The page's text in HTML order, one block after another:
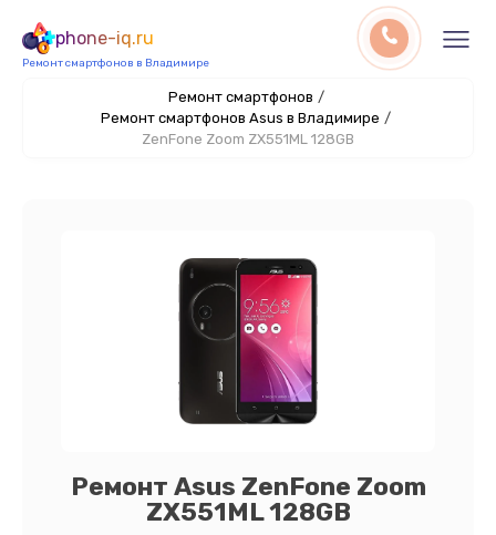
phone-iq.ru
Ремонт смартфонов в Владимире
Ремонт смартфонов /
Ремонт смартфонов Asus в Владимире /
ZenFone Zoom ZX551ML 128GB
Ремонт Asus ZenFone Zoom
ZX551ML 128GB